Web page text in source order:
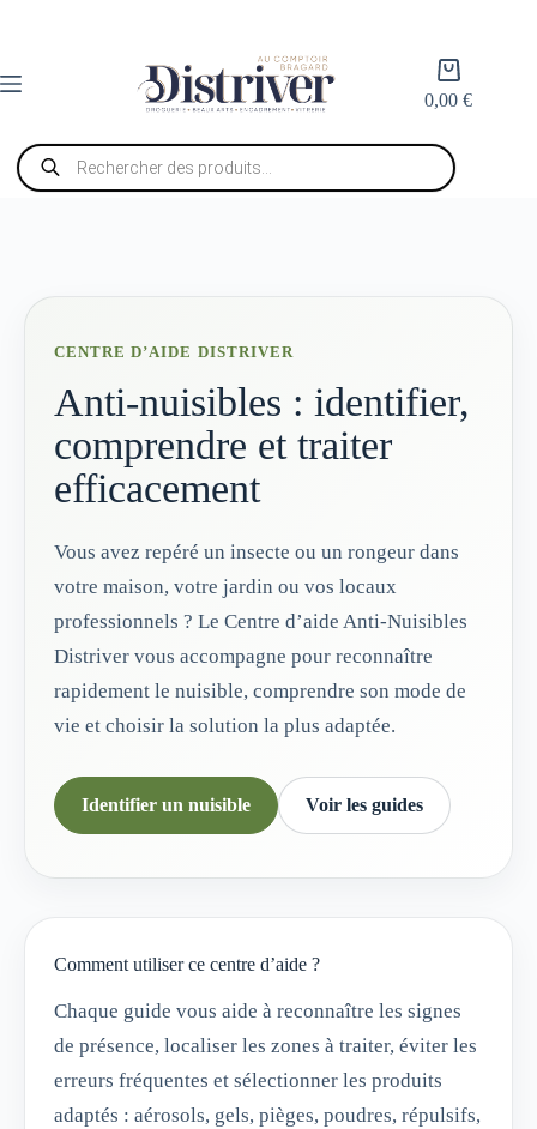
Panier
d’achat
0,00€
Recherche
de
produits
CENTRE D’AIDE DISTRIVER
Anti-nuisibles : identifier,
comprendre et traiter
efficacement
Vous avez repéré un insecte ou un rongeur dans
votre maison, votre jardin ou vos locaux
professionnels ? Le Centre d’aide Anti-Nuisibles
Distriver vous accompagne pour reconnaître
rapidement le nuisible, comprendre son mode de
vie et choisir la solution la plus adaptée.
Identifier un nuisible Voir les guides
Comment utiliser ce centre d’aide ?
Chaque guide vous aide à reconnaître les signes
de présence, localiser les zones à traiter, éviter les
erreurs fréquentes et sélectionner les produits
adaptés : aérosols, gels, pièges, poudres, répulsifs,